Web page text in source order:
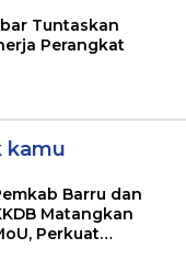
Tuntaskan
Perangkat
kamu
Barru dan
Matangkan
Perkuat